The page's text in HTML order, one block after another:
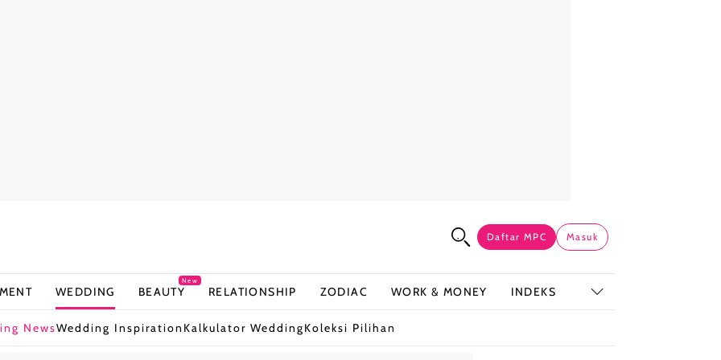
Daftar MPC Masuk
WEDDING BEAUTY
New
RELATIONSHIP ZODIAC WORK & MONEY INDEKS
NewsWedding Inspiration Kalkulator WeddingKoleksi Pilihan